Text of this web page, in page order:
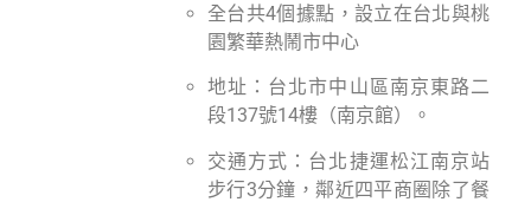
全台共4個據點，設立在台北與桃
園繁華熱鬧市中心
地址：台北市中山區南京東路二
段137號14樓（南京館）。
交通方式：台北捷運松江南京站
步行3分鐘，鄰近四平商圈除了餐